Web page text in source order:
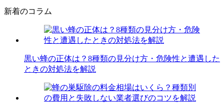
新着のコラム
黒い蜂の正体は？8種類の見分け方・危険性と遭遇した
ときの対処法を解説